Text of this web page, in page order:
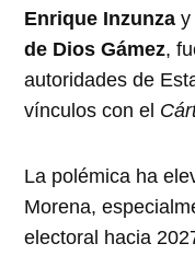
Enrique Inzunza y
de Dios Gámez,
autoridades de
vínculos con el
La polémica ha
Morena,
electoral hacia